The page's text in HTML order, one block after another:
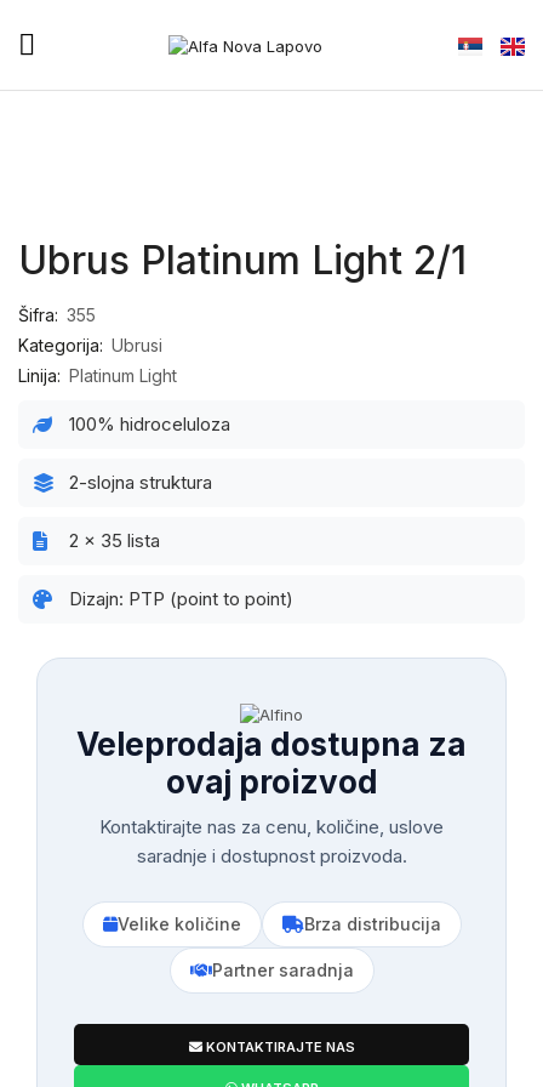
Ubrus Platinum Light 2/1
Šifra: 355
Kategorija: Ubrusi
Linija: Platinum Light
100% hidroceluloza
2-slojna struktura
2 x 35 lista
Dizajn: PTP (point to point)
Veleprodaja dostupna za
ovaj proizvod
Kontaktirajte nas za cenu, količine, uslove
saradnje i dostupnost proizvoda.
Velike količine Brza distribucija
Partner saradnja
KONTAKTIRAJTE NAS